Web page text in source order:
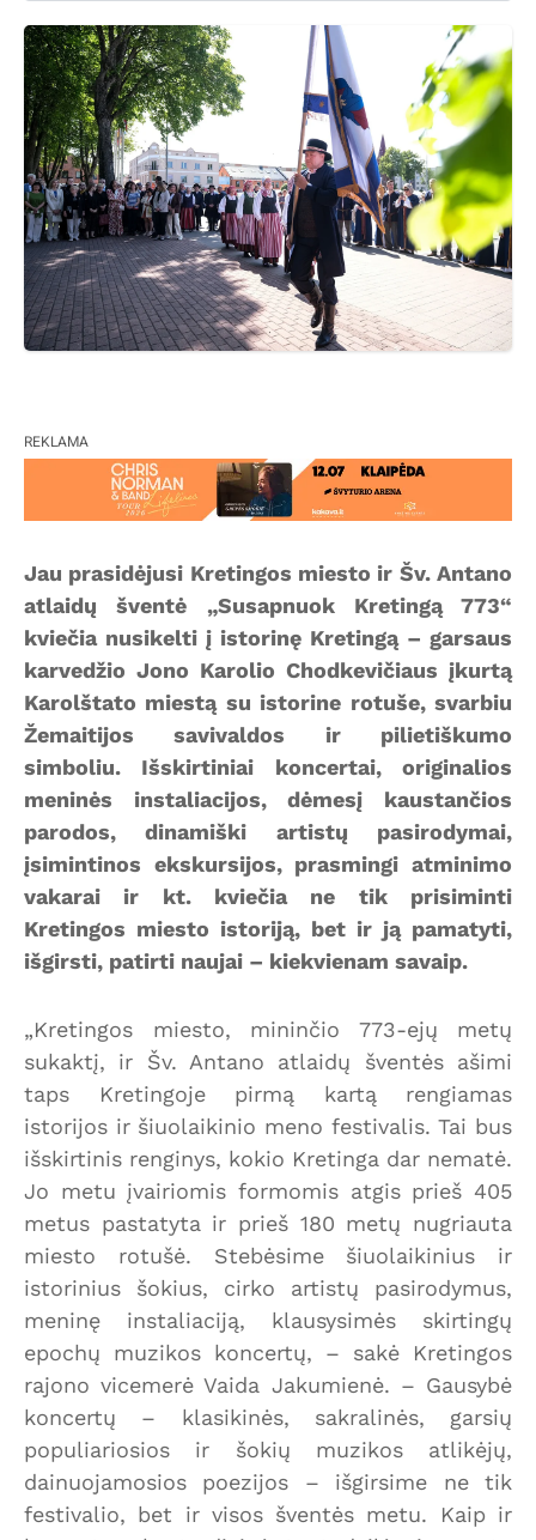
REKLAMA
Jau prasidėjusi Kretingos miesto ir Šv. Antano
atlaidų šventė „Susapnuok Kretingą 773“
kviečia nusikelti į istorinę Kretingą – garsaus
karvedžio Jono Karolio Chodkevičiaus įkurtą
Karolštato miestą su istorine rotuše, svarbiu
Žemaitijos savivaldos ir pilietiškumo
simboliu. Išskirtiniai koncertai, originalios
meninės instaliacijos, dėmesį kaustančios
parodos, dinamiški artistų pasirodymai,
įsimintinos ekskursijos, prasmingi atminimo
vakarai ir kt. kviečia ne tik prisiminti
Kretingos miesto istoriją, bet ir ją pamatyti,
išgirsti, patirti naujai – kiekvienam savaip.
„Kretingos miesto, mininčio 773-ejų metų
sukaktį, ir Šv. Antano atlaidų šventės ašimi
taps Kretingoje pirmą kartą rengiamas
istorijos ir šiuolaikinio meno festivalis. Tai bus
išskirtinis renginys, kokio Kretinga dar nematė.
Jo metu įvairiomis formomis atgis prieš 405
metus pastatyta ir prieš 180 metų nugriauta
miesto rotušė. Stebėsime šiuolaikinius ir
istorinius šokius, cirko artistų pasirodymus,
meninę instaliaciją, klausysimės skirtingų
epochų muzikos koncertų, – sakė Kretingos
rajono vicemerė Vaida Jakumienė. – Gausybė
koncertų – klasikinės, sakralinės, garsių
populiariosios ir šokių muzikos atlikėjų,
dainuojamosios poezijos – išgirsime ne tik
festivalio, bet ir visos šventės metu. Kaip ir